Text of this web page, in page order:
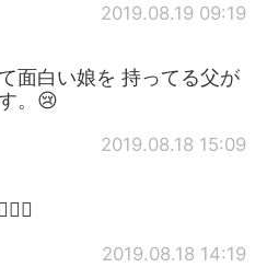
2019.08.19 09:19
面白い娘を 持ってる父が
。😢
2019.08.18 15:09
2019.08.18 14:19